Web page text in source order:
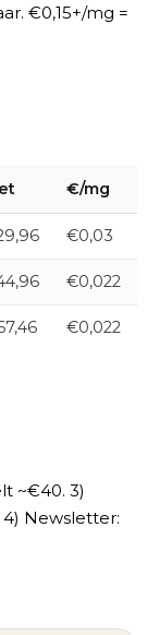
€0,15+/mg =
€/mg
€0,03
€0,022
€0,022
~€40. 3)
Newsletter: